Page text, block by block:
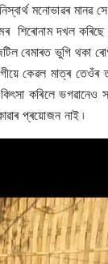
মনোভাৱৰ মানৱ
শিৰোনাম দখল
বেমাৰত ভুগি থকা
কেৱল মাত্ৰ তেওঁৰ
কৰিলে ভগৱানেও
প্ৰয়োজন নাই ৷